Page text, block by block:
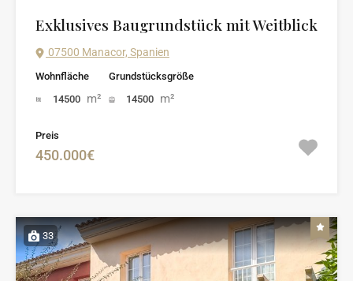
Exklusives Baugrundstück mit Weitblick
07500 Manacor, Spanien
Wohnfläche
14500 m²
Grundstücksgröße
14500 m²
Preis
450.000€
33